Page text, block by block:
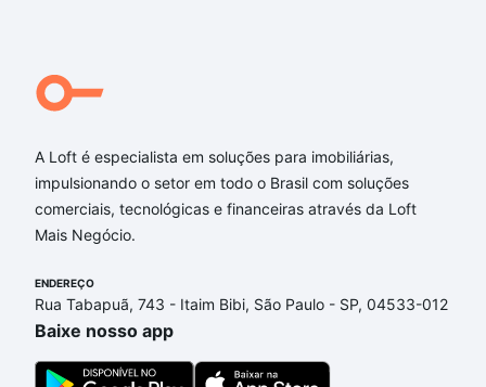
A Loft é especialista em soluções para imobiliárias,
impulsionando o setor em todo o Brasil com soluções
comerciais, tecnológicas e financeiras através da Loft
Mais Negócio.
ENDEREÇO
Rua Tabapuã, 743 - Itaim Bibi, São Paulo - SP, 04533-012
Baixe nosso app